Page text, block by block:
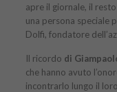
apre il giornale, il
una persona speciale
Dolfi, fondatore
Il ricordo di
che hanno avuto
incontrarlo lungo il